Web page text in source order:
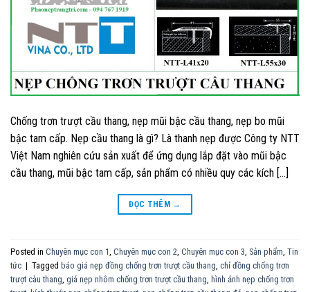
Chống trơn trượt cầu thang, nẹp mũi bậc cầu thang, nẹp bo mũi
bậc tam cấp. Nẹp cầu thang là gì? Là thanh nẹp được Công ty NTT
Việt Nam nghiên cứu sản xuất để ứng dụng lắp đặt vào mũi bậc
cầu thang, mũi bậc tam cấp, sản phẩm có nhiều quy các kích […]
ĐỌC THÊM →
Posted in Chuyên mục con 1 Chuyên mục con 2 Chuyên mục con 3 Sản phẩm Tin
tức | Tagged báo giá nẹp đồng chống trơn trượt cầu thang chỉ đồng chống trơn
trượt càu thang giá nẹp nhôm chống trơn trượt cầu thang hình ảnh nẹp chống trơn